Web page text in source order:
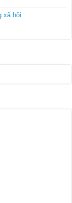
xã hội